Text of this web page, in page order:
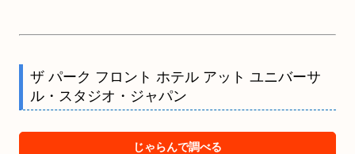
ザ パーク フロント ホテル アット ユニバーサ
ル・スタジオ・ジャパン
じゃらんで調べる